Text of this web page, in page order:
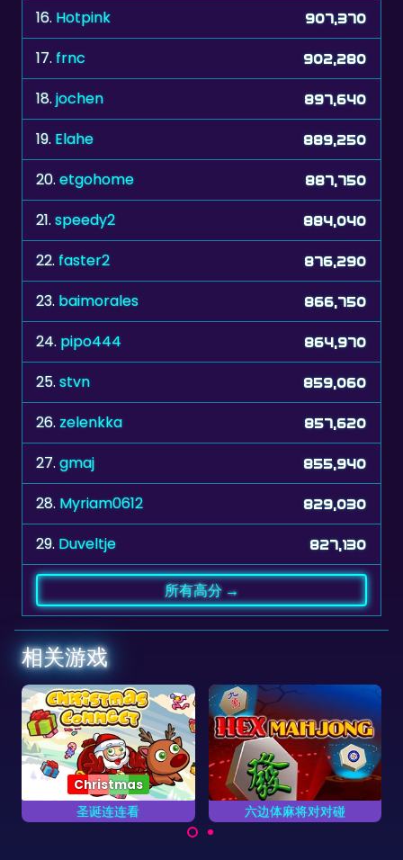
17. frnc 902,280
18. jochen 897,640
19. Elahe 889,250
20.etgohome 887,750
21. speedy2 884,040
22.faster2 876,290
23. baimorales 866,750
24.pipo444 864,970
25. stvn 859,060
26. zelenkka 857,620
27. gmaj 855,940
28. Myriam0612 829,030
29. Duveltje 827,130
相关游戏
六边体麻将对对碰
六边体麻将牌的麻将对对
碰游戏。
经典麻将游戏
玩一个经典麻将游戏。